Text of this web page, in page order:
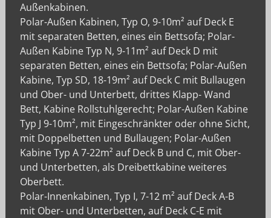
Außenkabinen.
Polar-Außen Kabinen, Typ O, 9-10m² auf Deck E
mit separaten Betten, eines ein Bettsofa; Polar-
Außen Kabine Typ N, 9-11m² auf Deck D mit
separaten Betten, eines ein Bettsofa; Polar-Außen
Kabine, Typ SD, 18-19m² auf Deck C mit Bullaugen
und Ober- und Unterbett, drittes Klapp- Wand
Bett, Kabine Rollstuhlgerecht; Polar-Außen Kabine
Typ J 9-10m², mit Eingeschränkter oder ohne Sicht,
mit Doppelbetten und Bullaugen; Polar-Außen
Kabine Typ A 7-22m² auf Deck B und C, mit Ober-
und Unterbetten, als Dreibettkabine weiteres
Oberbett.
Polar-Innenkabinen, Typ I, 7-12 m² auf Deck A-B
mit Ober- und Unterbetten, auf Deck C-E mit